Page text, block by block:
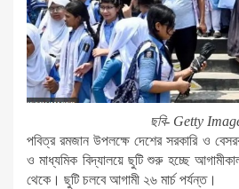
ছবি- Getty
পবিত্র রমজান উপলক্ষে দেশের সরকারি ও
ও মাধ্যমিক বিদ্যালয়ে ছুটি শুরু হচ্ছে
থেকে। ছুটি চলবে আগামী ২৬ মার্চ পর্যন্ত।